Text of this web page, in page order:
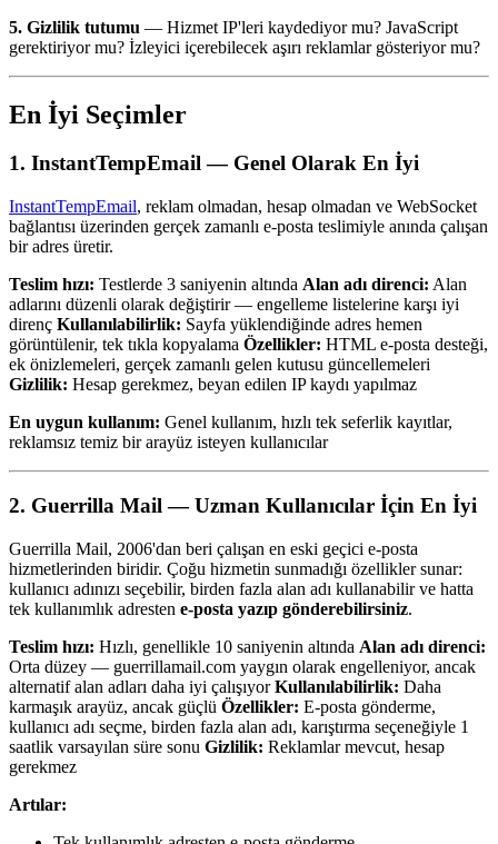
5. Gizlilik tutumu — Hizmet IP'leri kaydediyor mu? JavaScript
gerektiriyor mu? İzleyici içerebilecek aşırı reklamlar gösteriyor mu?
En İyi Seçimler
1. InstantTempEmail — Genel Olarak En İyi
InstantTempEmail, reklam olmadan, hesap olmadan ve WebSocket
bağlantısı üzerinden gerçek zamanlı e-posta teslimiyle anında çalışan
bir adres üretir.
Teslim hızı: Testlerde 3 saniyenin altında Alan adı direnci: Alan
adlarını düzenli olarak değiştirir — engelleme listelerine karşı iyi
direnç Kullanılabilirlik: Sayfa yüklendiğinde adres hemen
görüntülenir, tek tıkla kopyalama Özellikler: HTML e-posta desteği,
ek önizlemeleri, gerçek zamanlı gelen kutusu güncellemeleri
Gizlilik: Hesap gerekmez, beyan edilen IP kaydı yapılmaz
En uygun kullanım: Genel kullanım, hızlı tek seferlik kayıtlar,
reklamsız temiz bir arayüz isteyen kullanıcılar
2. Guerrilla Mail — Uzman Kullanıcılar İçin En İyi
Guerrilla Mail, 2006'dan beri çalışan en eski geçici e-posta
hizmetlerinden biridir. Çoğu hizmetin sunmadığı özellikler sunar:
kullanıcı adınızı seçebilir, birden fazla alan adı kullanabilir ve hatta
tek kullanımlık adresten e-posta yazıp gönderebilirsiniz.
Teslim hızı: Hızlı, genellikle 10 saniyenin altında Alan adı direnci:
Orta düzey — guerrillamail.com yaygın olarak engelleniyor, ancak
alternatif alan adları daha iyi çalışıyorKullanılabilirlik: Daha
karmaşık arayüz, ancak güçlü Özellikler: E-posta gönderme,
kullanıcı adı seçme, birden fazla alan adı, karıştırma seçeneğiyle 1
saatlik varsayılan süre sonu Gizlilik: Reklamlar mevcut, hesap
gerekmez
Artılar: